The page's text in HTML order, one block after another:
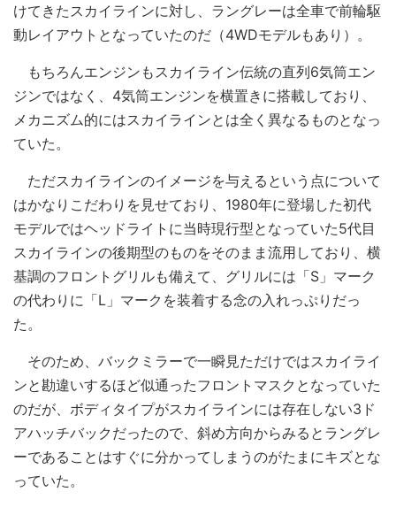
けてきたスカイラインに対し、ラングレーは全車で前輪駆
動レイアウトとなっていたのだ（4WDモデルもあり）。
もちろんエンジンもスカイライン伝統の直列6気筒エン
ジンではなく、4気筒エンジンを横置きに搭載しており、
メカニズム的にはスカイラインとは全く異なるものとなっ
ていた。
ただスカイラインのイメージを与えるという点について
はかなりこだわりを見せており、1980年に登場した初代
モデルではヘッドライトに当時現行型となっていた5代目
スカイラインの後期型のものをそのまま流用しており、横
基調のフロントグリルも備えて、グリルには「S」マーク
の代わりに「L」マークを装着する念の入れっぷりだっ
た。
そのため、バックミラーで一瞬見ただけではスカイライ
ンと勘違いするほど似通ったフロントマスクとなっていた
のだが、ボディタイプがスカイラインには存在しない3ド
アハッチバックだったので、斜め方向からみるとラングレ
ーであることはすぐに分かってしまうのがたまにキズとな
っていた。